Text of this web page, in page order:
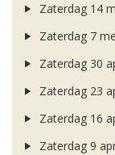
Zaterdag 14
Zaterdag 7
Zaterdag 30
Zaterdag 23
Zaterdag 16
Zaterdag 9